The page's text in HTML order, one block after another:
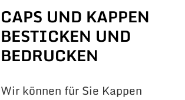
CAPS UND KAPPEN
BESTICKEN UND
BEDRUCKEN
Wir können für Sie Kappen